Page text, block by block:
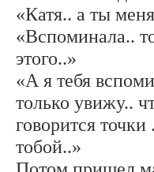
«Катя.. а ты
«Вспоминала..
этого..»
«А я тебя
только увижу..
говорится
тобой..»